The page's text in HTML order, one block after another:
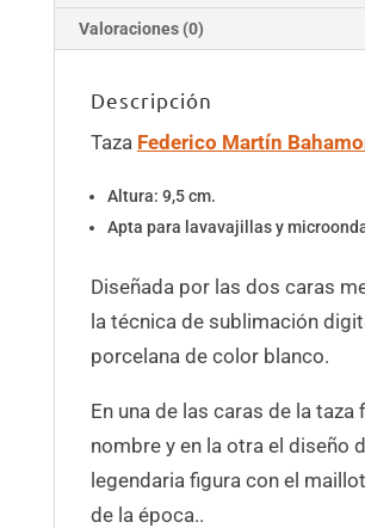
Valoraciones (0)
Descripción
Taza Federico Martín
Altura: 9,5 cm.
Apta para lavavajillas y
Diseñada por las dos caras
la técnica de sublimación
porcelana de color blanco.
En una de las caras de la taza
nombre y en la otra el diseño
legendaria figura con el
de la época..